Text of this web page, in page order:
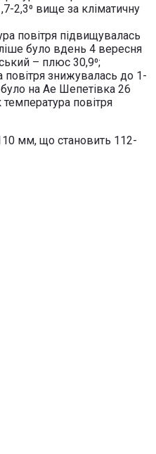
2,3⁰ вище за кліматичну
повітря підвищувалась
було вдень 4 вересня
– плюс 30,9⁰;
повітря знижувалась до 1-
на Ае Шепетівка 26
повітря
мм, що становить 112-